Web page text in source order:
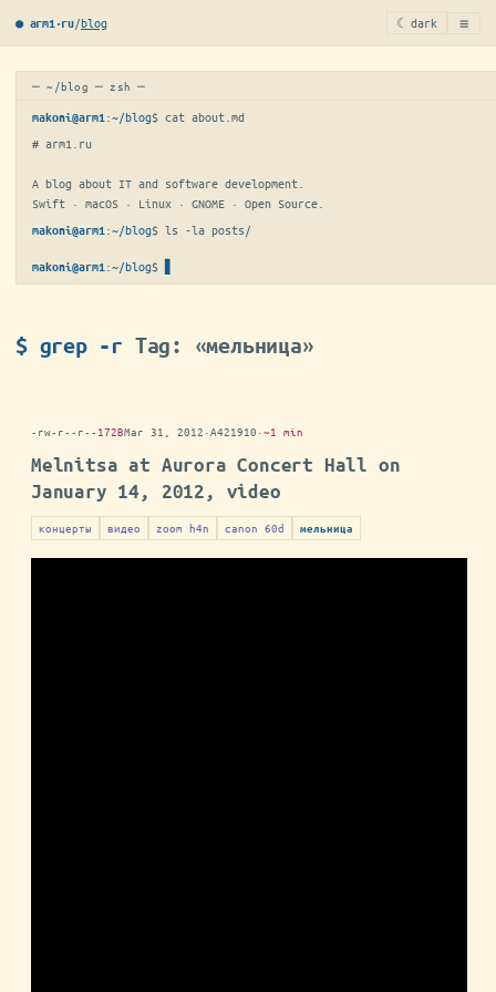
● arm1·ru/blog ☾ dark ≡
─ ~/blog ─ zsh ─
makoni@arm1 :~/blog$ cat about.md
# arm1.ru
A blog about IT and software development.
Swift · macOS · Linux · GNOME · Open Source.
makoni@arm1 :~/blog$ ls -la posts/
makoni@arm1 :~/blog$
$ grep -r Tag: «мельница»
-rw-r--r-- 172BMar 31, 2012 ·A421910 ·~1 min
Melnitsa at Aurora Concert Hall on
January 14, 2012, video
концерты видео zoom h4n canon 60d мельница